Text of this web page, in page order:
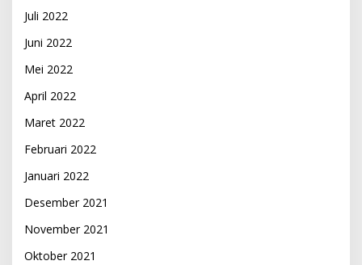
Juli 2022
Juni 2022
Mei 2022
April 2022
Maret 2022
Februari 2022
Januari 2022
Desember 2021
November 2021
Oktober 2021